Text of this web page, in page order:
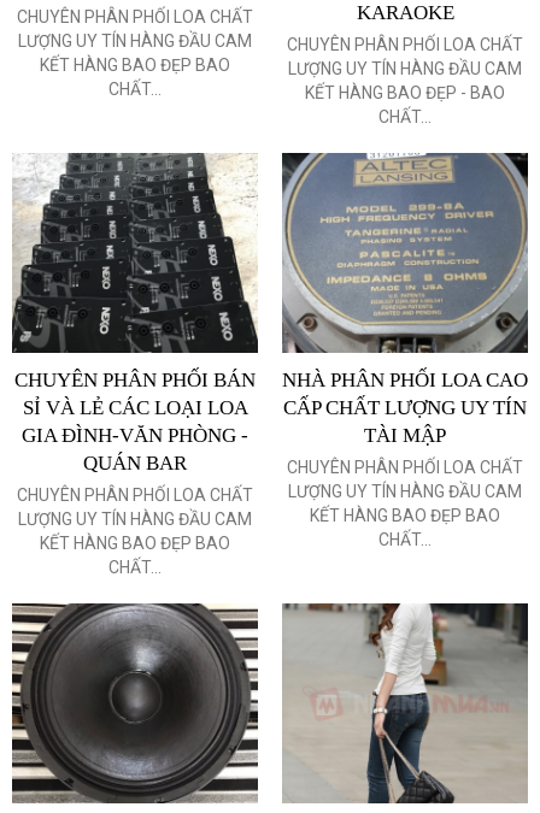
CHUYÊN PHÂN PHỐI LOA CHẤT
LƯỢNG UY TÍN HÀNG ĐẦU CAM
KẾT HÀNG BAO ĐẸP BAO
CHẤT...
KARAOKE
CHUYÊN PHÂN PHỐI LOA CHẤT
LƯỢNG UY TÍN HÀNG ĐẦU CAM
KẾT HÀNG BAO ĐẸP - BAO
CHẤT...
CHUYÊN PHÂN PHỐI BÁN
SỈ VÀ LẺ CÁC LOẠI LOA
GIA ĐÌNH-VĂN PHÒNG -
QUÁN BAR
CHUYÊN PHÂN PHỐI LOA CHẤT
LƯỢNG UY TÍN HÀNG ĐẦU CAM
KẾT HÀNG BAO ĐẸP BAO
CHẤT...
NHÀ PHÂN PHỐI LOA CAO
CẤP CHẤT LƯỢNG UY TÍN
TÀI MẬP
CHUYÊN PHÂN PHỐI LOA CHẤT
LƯỢNG UY TÍN HÀNG ĐẦU CAM
KẾT HÀNG BAO ĐẸP BAO
CHẤT...